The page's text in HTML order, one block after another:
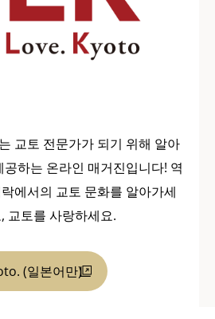
교토 전문가가 되기 위해 알아
하는 온라인 매거진입니다! 역
에서의 교토 문화를 알아가세
교토를 사랑하세요.
(일본어만)